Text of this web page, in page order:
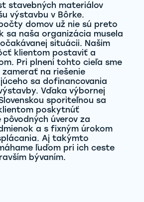
stavebných materiálov
výstavbu v Bôrke.
domov už nie sú preto
sa naša organizácia musela
situácii. Našim
klientom postaviť a
Pri plnení tohto cieľa sme
zamerať na riešenie
sa dofinancovania
Vďaka výbornej
sporiteľnou sa
poskytnúť
úverov za
a s fixným úrokom
Aj takýmto
ľuďom pri ich ceste
bývaním.